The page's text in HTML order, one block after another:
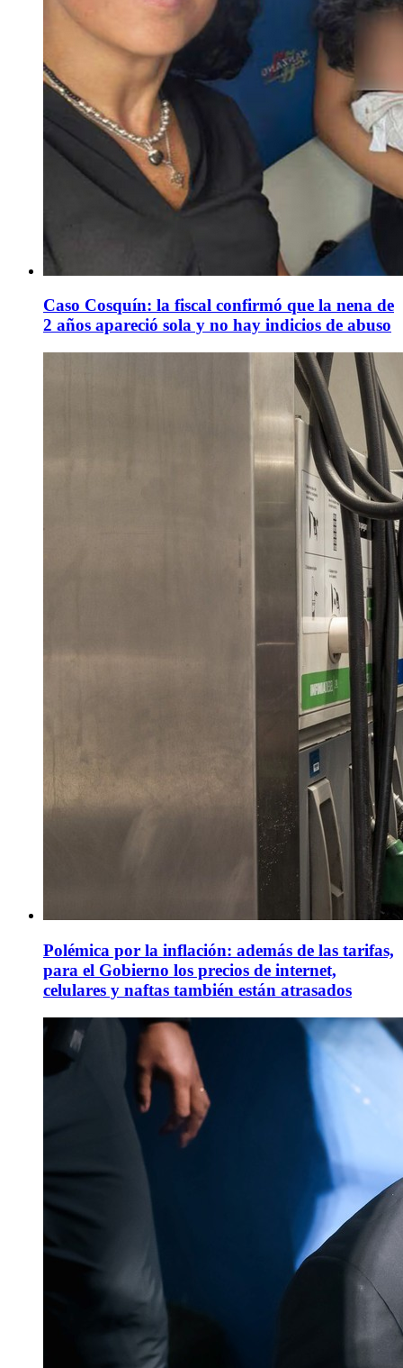
Caso Cosquín: la fiscal confirmó que la nena de
2 años apareció sola y no hay indicios de abuso
Polémica por la inflación: además de las tarifas,
para el Gobierno los precios de internet,
celulares y naftas también están atrasados